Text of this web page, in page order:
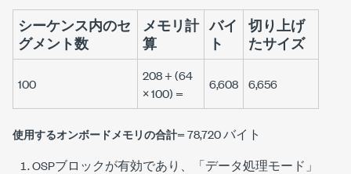
シーケンス内のセ
グメント数
メモリ計
算
バイ
ト
切り上げ
たサイズ
100
208 + (64
× 100) =
6,608 6,656
使用するオンボードメモリの合計= 78,720 バイト
OSPブロックが有効であり、「データ処理モード」